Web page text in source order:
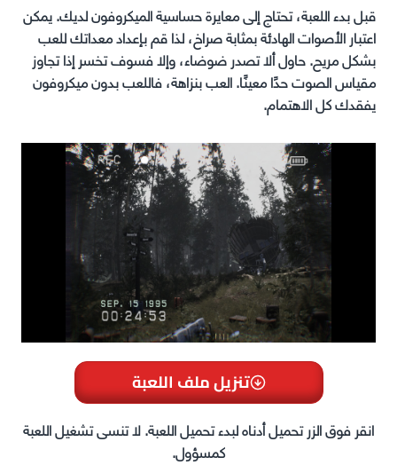
قبل بدء اللعبة، تحتاج إلى معايرة حساسية الميكروفون لديك. يمكن
اعتبار الأصوات الهادئة بمثابة صراخ، لذا قم بإعداد معداتك للعب
بشكل مريح. حاول ألا تصدر ضوضاء، وإلا فسوف تخسر إذا تجاوز
مقياس الصوت حدًا معينًا. العب بنزاهة، فاللعب بدون ميكروفون
يفقدك كل الاهتمام.
تنزيل ملف اللعبة
انقر فوق الزر تحميل أدناه لبدء تحميل اللعبة. لا تنسى تشغيل اللعبة
كمسؤول.